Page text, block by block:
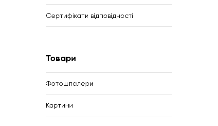
Сертифікати відповідності
Товари
Фотошпалери
Картини